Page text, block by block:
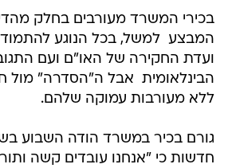
בכירי המשרד מעורבים בחלק
המבצע  למשל, בכל הנוגע
ועדת החקירה של האו"ם ועם
הבינלאומית  אבל ה"הסדרה"
ללא מעורבות עמוקה שלהם.
גורם בכיר במשרד הודה השבוע
חדשות כי "אנחנו עובדים קשה